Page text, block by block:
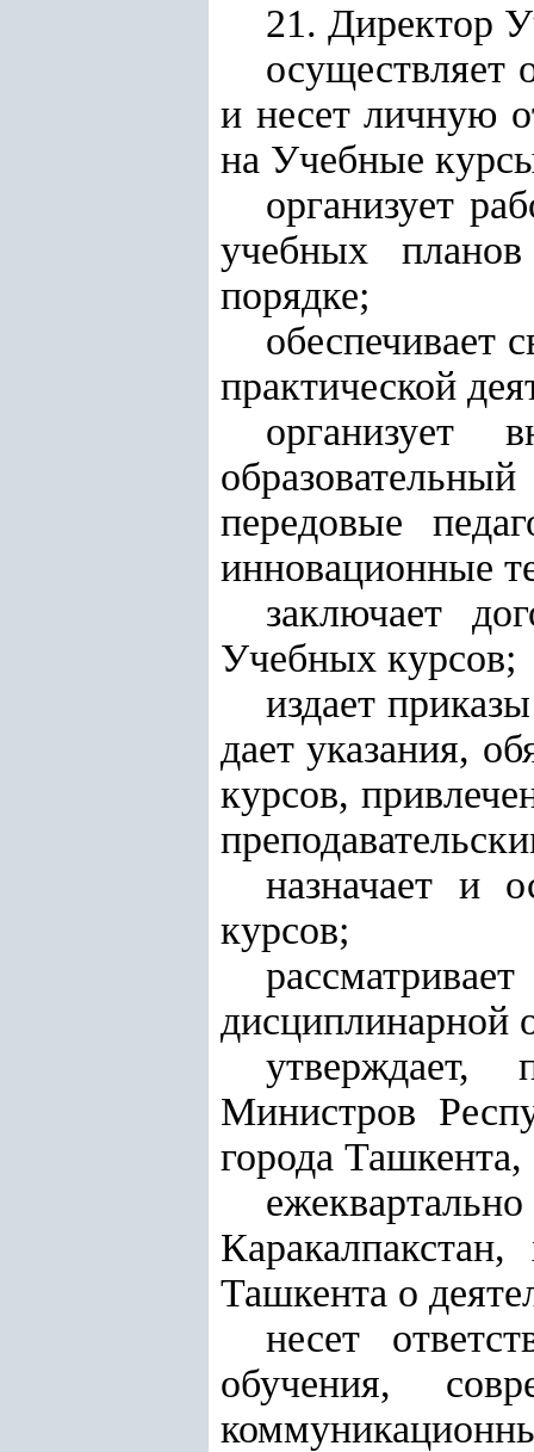
21. Директор
осуществляет
и несет личную
на Учебные
организует
учебных
порядке;
обеспечивает
практической
организует
передовые
инновационные
заключает
Учебных курсов;
издает
дает указания,
курсов,
назначает и
курсов;
дисциплинарной
утверждает,
Министров
города
Ташкента о
несет
обучения,